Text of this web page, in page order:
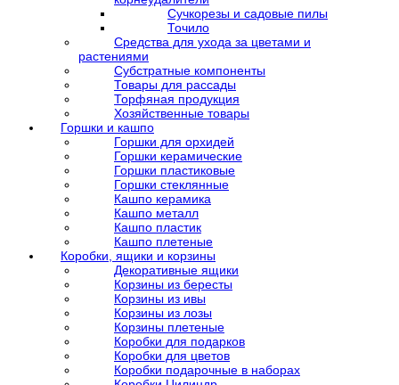
Сучкорезы и садовые пилы
Точило
Средства для ухода за цветами и
растениями
Субстратные компоненты
Товары для рассады
Торфяная продукция
Хозяйственные товары
Горшки и кашпо
Горшки для орхидей
Горшки керамические
Горшки пластиковые
Горшки стеклянные
Кашпо керамика
Кашпо металл
Кашпо пластик
Кашпо плетеные
Коробки, ящики и корзины
Декоративные ящики
Корзины из бересты
Корзины из ивы
Корзины из лозы
Корзины плетеные
Коробки для подарков
Коробки для цветов
Коробки подарочные в наборах